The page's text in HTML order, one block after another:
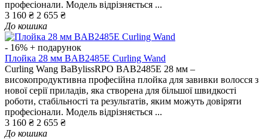
професіонали. Модель відрізняється ...
3 160 ₴ 2 655 ₴
До кошика
- 16% + подарунок
Плойка 28 мм BAB2485E Curling Wand
Curling Wang BaBylissRPO BAB2485E 28 мм –
високопродуктивна професійна плойка для завивки волосся з
нової серії приладів, яка створена для більшої швидкості
роботи, стабільності та результатів, яким можуть довіряти
професіонали. Модель відрізняється ...
3 160 ₴ 2 655 ₴
До кошика